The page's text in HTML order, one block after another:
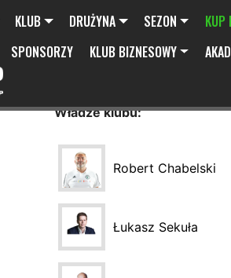
KLUB DRUŻYNA SEZON KUP
SPONSORZY KLUB BIZNESOWY
Władze klubu:
Robert Chabelski
Łukasz Sekuła